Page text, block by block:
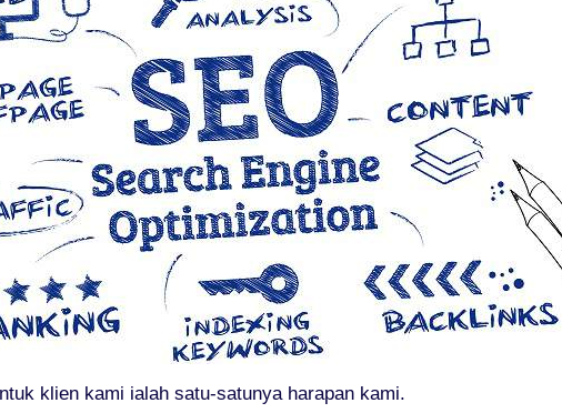
klien kami ialah satu-satunya harapan kami.